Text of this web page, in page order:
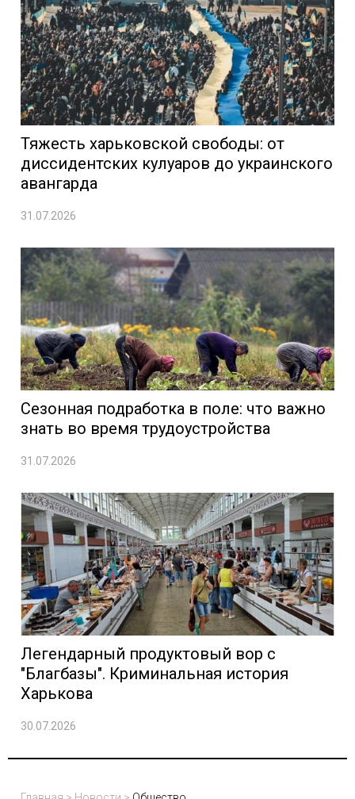
Тяжесть харьковской свободы: от
диссидентских кулуаров до украинского
авангарда
31.07.2026
Сезонная подработка в поле: что важно
знать во время трудоустройства
31.07.2026
Легендарный продуктовый вор с
"Благбазы". Криминальная история
Харькова
30.07.2026